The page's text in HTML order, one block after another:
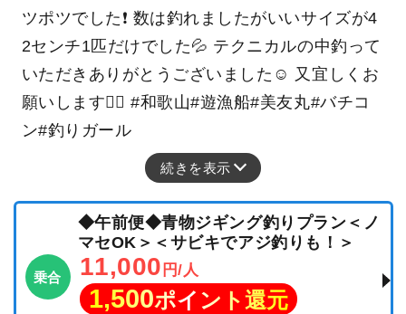
ツポツでした❗️ 数は釣れましたがいいサイズが4
2センチ1匹だけでした💦 テクニカルの中釣って
いただきありがとうございました☺️ 又宜しくお
願いします🙇‍♀️ #和歌山#遊漁船#美友丸#バチコ
ン#釣りガール
続きを表示
乗合
◆午前便◆青物ジギング釣りプラン＜ノ
マセOK＞＜サビキでアジ釣りも！＞
11,000 円/人
1,500ポイント還元